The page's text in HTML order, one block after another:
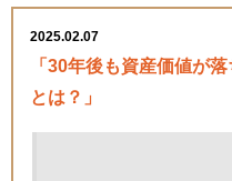
2025.02.07
「30年後も資産価値が
とは？」